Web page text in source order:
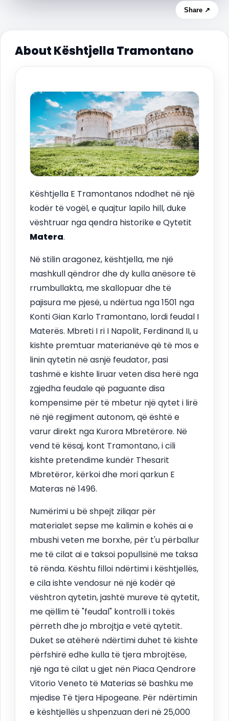
Share ↗
About Kështjella Tramontano
Kështjella E Tramontanos ndodhet në një
kodër të vogël, e quajtur lapilo hill, duke
vështruar nga qendra historike e Qytetit
Matera.
Në stilin aragonez, kështjella, me një
mashkull qëndror dhe dy kulla anësore të
rrumbullakta, me skallopuar dhe të
pajisura me pjesë, u ndërtua nga 1501 nga
Konti Gian Karlo Tramontano, lordi feudal I
Materës. Mbreti I ri I Napolit, Ferdinand II, u
kishte premtuar materianëve që të mos e
linin qytetin në asnjë feudator, pasi
tashmë e kishte liruar veten disa herë nga
zgjedha feudale që paguante disa
kompensime për të mbetur një qytet i lirë
në një regjiment autonom, që është e
varur direkt nga Kurora Mbretërore. Në
vend të kësaj, kont Tramontano, i cili
kishte pretendime kundër Thesarit
Mbretëror, kërkoi dhe mori qarkun E
Materas në 1496.
Numërimi u bë shpejt ziliqar për
materialet sepse me kalimin e kohës ai e
mbushi veten me borxhe, për t'u përballur
me të cilat ai e taksoi popullsinë me taksa
të rënda. Kështu filloi ndërtimi i kështjellës,
e cila ishte vendosur në një kodër që
vështron qytetin, jashtë mureve të qytetit,
me qëllim të "feudal" kontrolli i tokës
përreth dhe jo mbrojtja e vetë qytetit.
Duket se atëherë ndërtimi duhet të kishte
përfshirë edhe kulla të tjera mbrojtëse,
një nga të cilat u gjet nën Piaca Qendrore
Vitorio Veneto të Materias së bashku me
mjedise Të tjera Hipogeane. Për ndërtimin
e kështjellës u shpenzuan deri në 25,000